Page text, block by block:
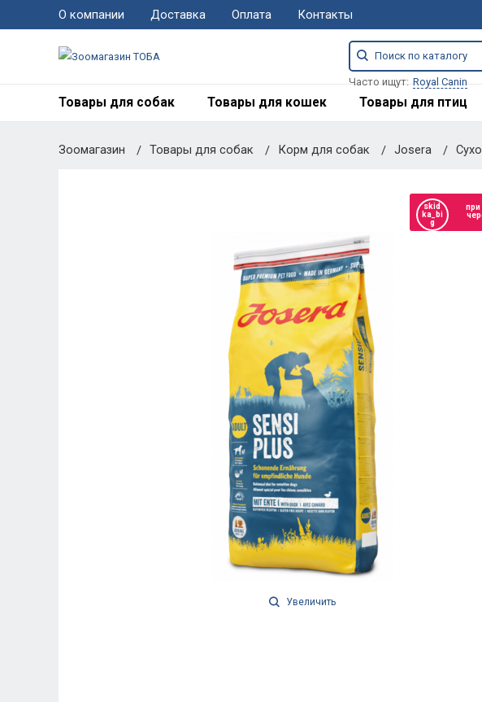
О компании Доставка Оплата Контакты
Часто ищут: Royal Canin
Товары для собак Товары для кошек Товары для птиц
Зоомагазин Товары для собак Корм для собак Josera
skid
ka_bi
g
при
Увеличить